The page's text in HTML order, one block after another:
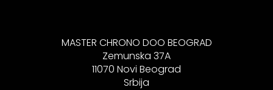
MASTER CHRONO DOO BEOGRAD
Zemunska 37A
11070 Novi Beograd
Srbija